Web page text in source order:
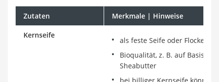
Zutaten Merkmale | Hinweise
Kernseife
als feste Seife oder Flocken
Bioqualität, z. B. auf Basis
Sheabutter
bei billiger Kernseife können